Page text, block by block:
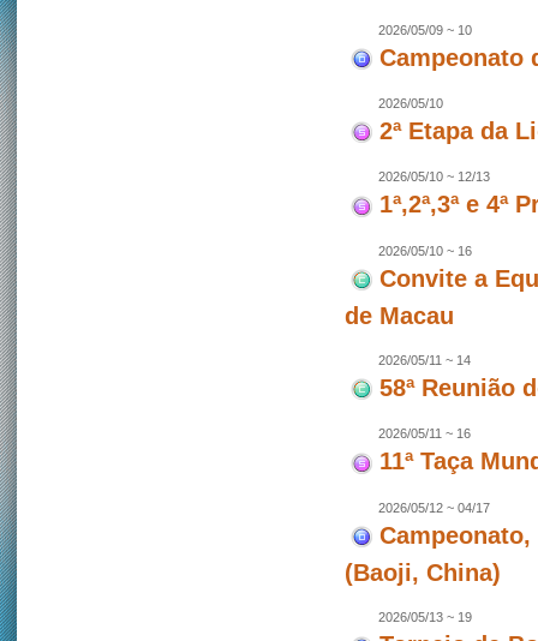
2026/05/09 ~ 10
Campeonato
2026/05/10
2ª Etapa da
2026/05/10 ~ 12/13
1ª,2ª,3ª e 4ª
2026/05/10 ~ 16
Convite a
de Macau
2026/05/11 ~ 14
58ª Reunião
2026/05/11 ~ 16
11ª Taça
2026/05/12 ~ 04/17
(Baoji, China)
2026/05/13 ~ 19